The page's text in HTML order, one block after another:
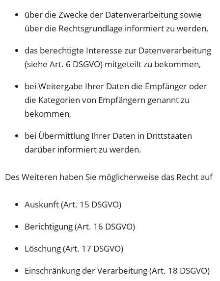
über die Zwecke der Datenverarbeitung sowie
über die Rechtsgrundlage informiert zu werden,
das berechtigte Interesse zur Datenverarbeitung
(siehe Art. 6 DSGVO) mitgeteilt zu bekommen,
bei Weitergabe Ihrer Daten die Empfänger oder
die Kategorien von Empfängern genannt zu
bekommen,
bei Übermittlung Ihrer Daten in Drittstaaten
darüber informiert zu werden.
Des Weiteren haben Sie möglicherweise das Recht auf
Auskunft (Art. 15 DSGVO)
Berichtigung (Art. 16 DSGVO)
Löschung (Art. 17 DSGVO)
Einschränkung der Verarbeitung (Art. 18 DSGVO)